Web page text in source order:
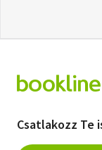
Csatlakozz Te